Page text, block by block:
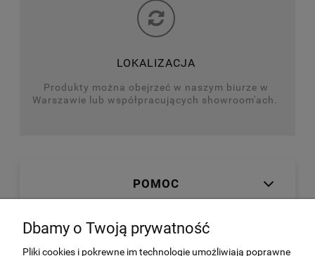
LOKALIZACJA
Produkty można obejrzeć w naszym biurze w
Warszawie lub współpracujących showroom'ach.
POMOC
MOJE KONTO
Dbamy o Twoją prywatność
Pliki cookies i pokrewne im technologie umożliwiają poprawne